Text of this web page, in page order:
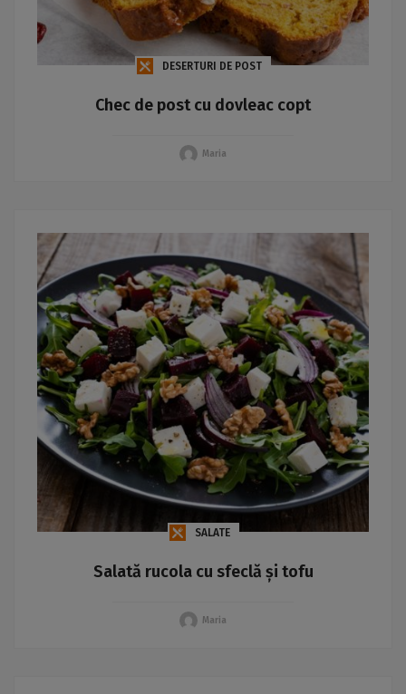
DESERTURI DE POST
Chec de post cu dovleac copt
Maria
SALATE
Salată rucola cu sfeclă și tofu
Maria